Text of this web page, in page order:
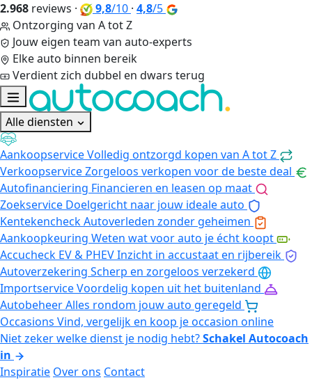
2.968 reviews · 9,8/10 · 4,8/5
Ontzorging van A tot Z
Jouw eigen team van auto-experts
Elke auto binnen bereik
Verdient zich dubbel en dwars terug
Alle diensten
AankoopserviceVolledig ontzorgd kopen van A tot Z
VerkoopserviceZorgeloos verkopen voor de beste deal
Autofinanciering Financieren en leasen op maat
Zoekservice Doelgericht naar jouw ideale auto
KentekencheckAutoverleden zonder geheimen
Aankoopkeuring Weten wat voor auto je écht koopt
Accucheck EV & PHEVInzicht in accustaat en rijbereik
Autoverzekering Scherp en zorgeloos verzekerd
ImportserviceVoordelig kopen uit het buitenland
AutobeheerAlles rondom jouw auto geregeld
Occasions Vind, vergelijk en koop je occasion online
Niet zeker welke dienst je nodig hebt?Schakel Autocoach
in
Inspiratie Over ons Contact